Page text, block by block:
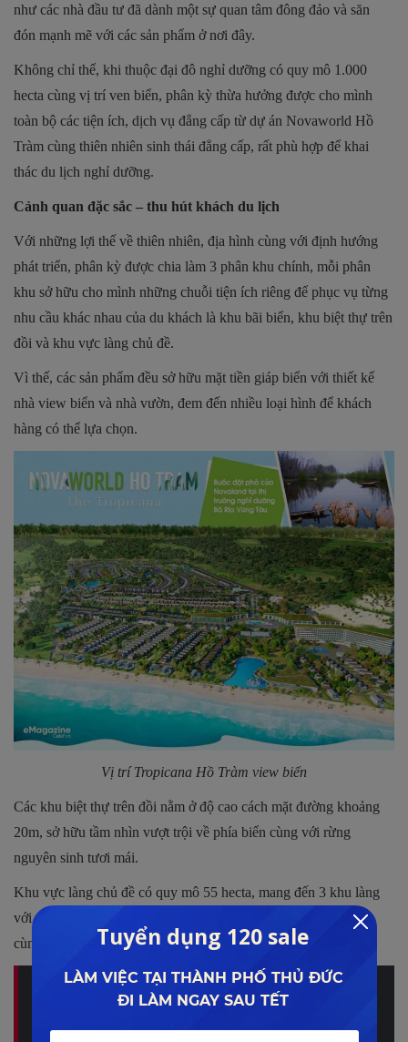
như các nhà đầu tư đã dành một sự quan tâm đông đảo và săn
đón mạnh mẽ với các sản phẩm ở nơi đây.
Không chỉ thế, khi thuộc đại đô nghỉ dưỡng có quy mô 1.000
hecta cùng vị trí ven biển, phân kỳ thừa hưởng được cho mình
toàn bộ các tiện ích, dịch vụ đẳng cấp từ dự án Novaworld Hồ
Tràm cùng thiên nhiên sinh thái đẳng cấp, rất phù hợp để khai
thác du lịch nghỉ dưỡng.
Cảnh quan đặc sắc – thu hút khách du lịch
Với những lợi thế về thiên nhiên, địa hình cùng với định hướng
phát triển, phân kỳ được chia làm 3 phân khu chính, mỗi phân
khu sở hữu cho mình những chuỗi tiện ích riêng để phục vụ từng
nhu cầu khác nhau của du khách là khu bãi biển, khu biệt thự trên
đồi và khu vực làng chủ đề.
Vì thế, các sản phẩm đều sở hữu mặt tiền giáp biển với thiết kế
nhà view biển và nhà vườn, đem đến nhiều loại hình để khách
hàng có thể lựa chọn.
Vị trí Tropicana Hồ Tràm view biển
Các khu biệt thự trên đồi nằm ở độ cao cách mặt đường khoảng
20m, sở hữu tầm nhìn vượt trội về phía biển cùng với rừng
nguyên sinh tươi mái.
Khu vực làng chủ đề có quy mô 55 hecta, mang đến 3 khu làng
với các chủ đề khác nhau, được bao quanh rừng tràm kết hợp
cùng với kênh chèo thuyền Kayak.
Quý khách quan tâm đến dự án Tropicana Novaworld có